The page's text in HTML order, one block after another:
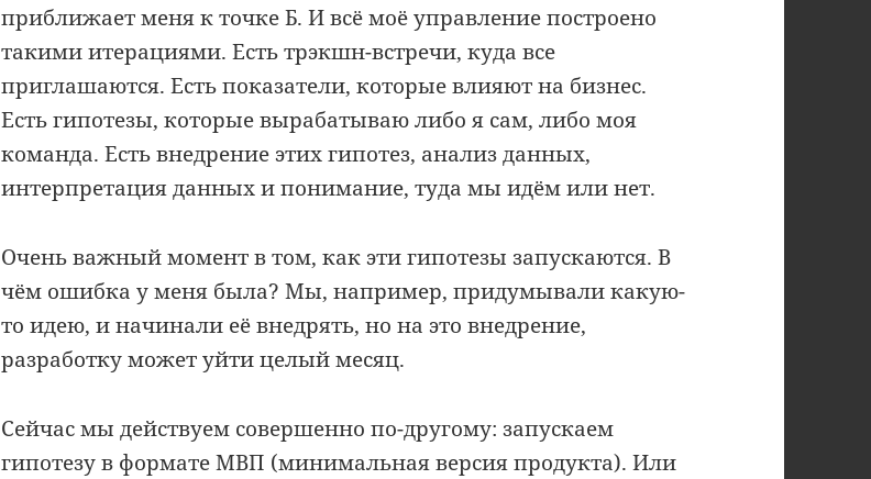
приближает меня к точке Б. И всё моё управление построено
такими итерациями. Есть трэкшн-встречи, куда все
приглашаются. Есть показатели, которые влияют на бизнес.
Есть гипотезы, которые вырабатываю либо я сам, либо моя
команда. Есть внедрение этих гипотез, анализ данных,
интерпретация данных и понимание, туда мы идём или нет.
Очень важный момент в том, как эти гипотезы запускаются. В
чём ошибка у меня была? Мы, например, придумывали какую-
то идею, и начинали её внедрять, но на это внедрение,
разработку может уйти целый месяц.
Сейчас мы действуем совершенно по-другому: запускаем
гипотезу в формате МВП (минимальная версия продукта). Или